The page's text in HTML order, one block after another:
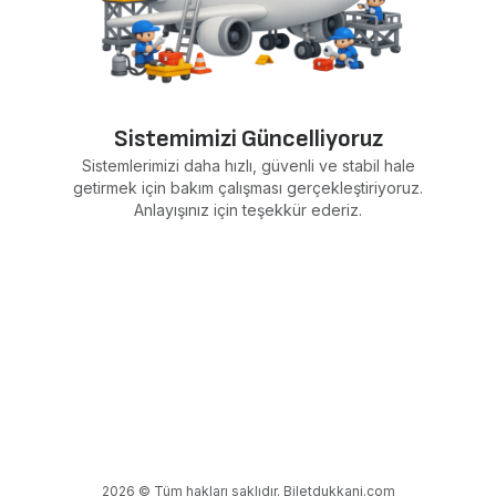
Sistemimizi Güncelliyoruz
Sistemlerimizi daha hızlı, güvenli ve stabil hale
getirmek için bakım çalışması gerçekleştiriyoruz.
Anlayışınız için teşekkür ederiz.
2026 © Tüm hakları saklıdır. Biletdukkani.com